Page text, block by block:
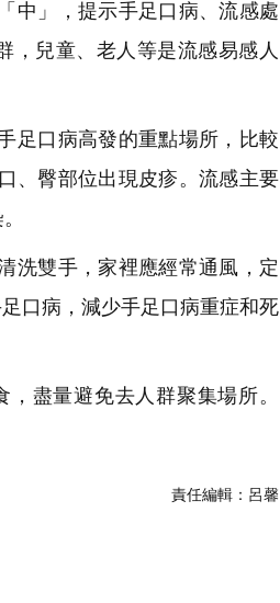
中」，提示手足口病、流感處
，兒童、老人等是流感易感人
足口病高發的重點場所，比較
、臀部位出現皮疹。流感主要
洗雙手，家裡應經常通風，定
口病，減少手足口病重症和死
盡量避免去人群聚集場所。
責任編輯： 呂馨